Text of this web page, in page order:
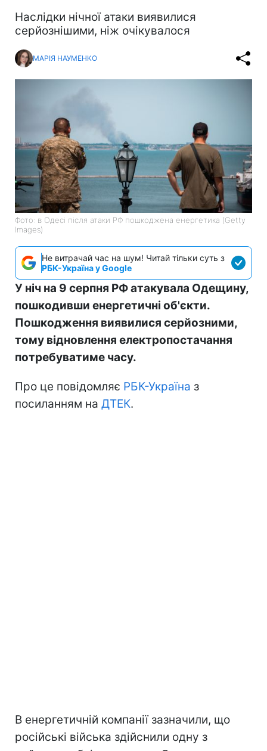
Наслідки нічної атаки виявилися
серйознішими, ніж очікувалося
МАРІЯ НАУМЕНКО
Фото: в Одесі після атаки РФ пошкоджена енергетика (Getty
Images)
Не витрачай час на шум! Читай тільки суть з
РБК-Україна у Google
У ніч на 9 серпня РФ атакувала Одещину,
пошкодивши енергетичні об'єкти.
Пошкодження виявилися серйозними,
тому відновлення електропостачання
потребуватиме часу.
Про це повідомляє РБК-Україна з
посиланням на ДТЕК.
В енергетичній компанії зазначили, що
російські війська здійснили одну з